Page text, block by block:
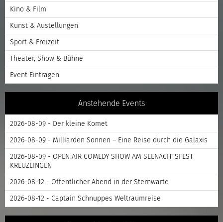
Kino & Film
Kunst & Austellungen
Sport & Freizeit
Theater, Show & Bühne
Event Eintragen
Anstehende Events
2026-08-09 - Der kleine Komet
2026-08-09 - Milliarden Sonnen – Eine Reise durch die Galaxis
2026-08-09 - OPEN AIR COMEDY SHOW AM SEENACHTSFEST
KREUZLINGEN
2026-08-12 - Öffentlicher Abend in der Sternwarte
2026-08-12 - Captain Schnuppes Weltraumreise